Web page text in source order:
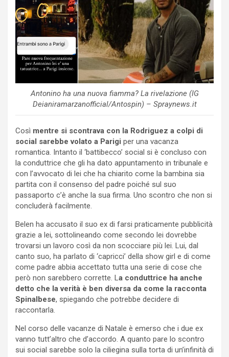
Antonino ha una nuova fiamma? La rivelazione (IG
Deianiramarzanofficial/Antospin) – Spraynews.it
Così mentre si scontrava con la Rodriguez a colpi di
social sarebbe volato a Parigi per una vacanza
romantica. Intanto il ‘battibecco’ social si è concluso con
la conduttrice che gli ha dato appuntamento in tribunale e
con l’avvocato di lei che ha chiarito come la bambina sia
partita con il consenso del padre poiché sul suo
passaporto c’è anche la sua firma. Uno scontro che non si
concluderà facilmente.
Belen ha accusato il suo ex di farsi praticamente pubblicità
grazie a lei, sottolineando come secondo lei dovrebbe
trovarsi un lavoro così da non scocciare più lei. Lui, dal
canto suo, ha parlato di ‘capricci’ della show girl e di come
come padre abbia accettato tutta una serie di cose che
però non sarebbero corrette. L a conduttrice ha anche
detto che la verità è ben diversa da come la racconta
Spinalbese, spiegando che potrebbe decidere di
raccontarla.
Nel corso delle vacanze di Natale è emerso che i due ex
vanno tutt’altro che d’accordo. A quanto pare lo scontro
sui social sarebbe solo la ciliegina sulla torta di un’infinità di